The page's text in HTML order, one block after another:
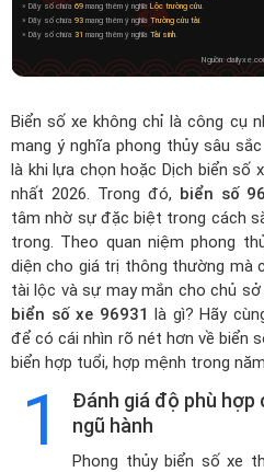
» Dãy số chứa 69 mang thêm ý nghĩaLộc trường cửu.
» Dãy số chứa 93 mang thêm ý nghĩaTrường cửu tài.
» Dãy số chứa 31 mang thêm ý nghĩa Tài sinh.
Nguồn:
Biển số xe không chỉ là công cụ
mang ý nghĩa phong thủy sâu
là khi lựa chọn hoặcDịch biển số
nhất 2026. Trong đó, biển số
tâm nhờ sự đặc biệt trong cách
trong. Theo quan niệm phong
diện cho giá trị thông thường mà
tài lộc và sự may mắn cho chủ
biển số xe 96931 là gì? Hãy
để có cái nhìn rõ nét hơn về biển
biển hợp tuổi, hợp mệnh trong
1
Đánh giá độ phù hợp
ngũ hành
Phong thủy biển số xe